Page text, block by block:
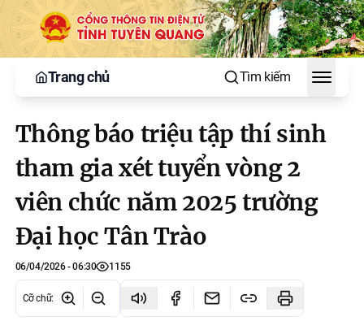
Trang chủ Tìm kiếm
Toggle
Thông báo triệu tập thí sinh
tham gia xét tuyển vòng 2
viên chức năm 2025 trường
Đại học Tân Trào
06/04/2026 - 06:30 1155
Cỡ chữ: